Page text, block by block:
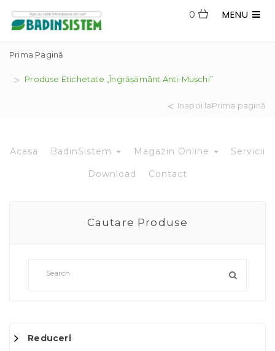
MENU
0
Prima Pagină
Produse Etichetate „îngrășământ Anti-Mușchi”
Inapoi laPrima pagină
Acasa BadinSistem Magazin Online Servicii
Download Contact
Cautare Produse
Reduceri